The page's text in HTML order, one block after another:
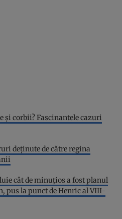
şi corbii? Fascinantele cazuri
deținute de către regina
cât de minuțios a fost planul
pus la punct de Henric al VIII-